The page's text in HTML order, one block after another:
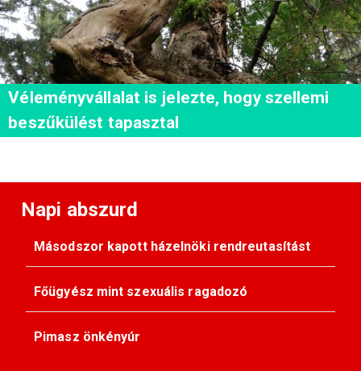
Véleményvállalat is jelezte, hogy szellemi
beszűkülést tapasztal
Napi abszurd
Másodszor kapott házelnöki rendreutasítást
Főügyész mint szexuális ragadozó
Pimasz önkényúr